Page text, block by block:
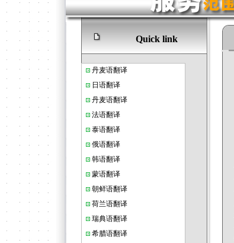
Quick link
丹麦语翻译
日语翻译
丹麦语翻译
法语翻译
泰语翻译
俄语翻译
韩语翻译
蒙语翻译
朝鲜语翻译
荷兰语翻译
瑞典语翻译
希腊语翻译